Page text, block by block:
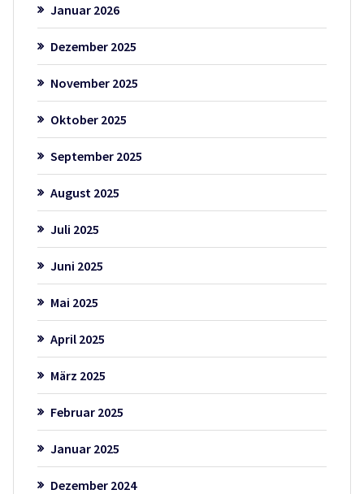
Januar 2026
Dezember 2025
November 2025
Oktober 2025
September 2025
August 2025
Juli 2025
Juni 2025
Mai 2025
April 2025
März 2025
Februar 2025
Januar 2025
Dezember 2024